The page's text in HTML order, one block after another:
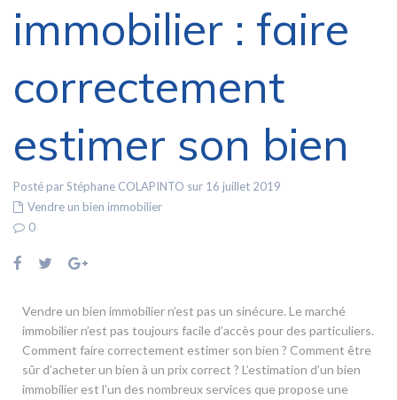
immobilier : faire
correctement
estimer son bien
Posté par Stéphane COLAPINTO sur 16 juillet 2019
Vendre un bien immobilier
0
Vendre un bien immobilier n’est pas un sinécure. Le marché
immobilier n’est pas toujours facile d’accès pour des particuliers.
Comment faire correctement estimer son bien ? Comment être
sûr d’acheter un bien à un prix correct ? L’estimation d’un bien
immobilier est l’un des nombreux services que propose une